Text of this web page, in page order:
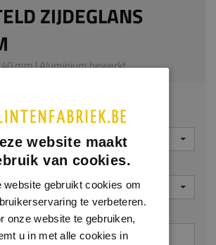
ZIJDEGLANS
mm | Aluminium bewerkt
millimeters
website maakt
van cookies.
website gebruikt cookies om
te verbeteren.
onze website te gebruiken,
u in met alle cookies in